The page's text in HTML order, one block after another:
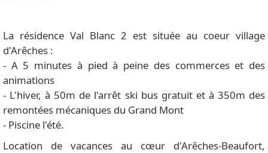
La résidence Val Blanc 2 est située au coeur village
d'Arêches :
- A 5 minutes à pied à peine des commerces et des
animations
- L'hiver, à 50m de l'arrêt ski bus gratuit et à 350m des
remontées mécaniques du Grand Mont
- Piscine l'été.
Location de vacances au cœur d'Arêches-Beaufort,